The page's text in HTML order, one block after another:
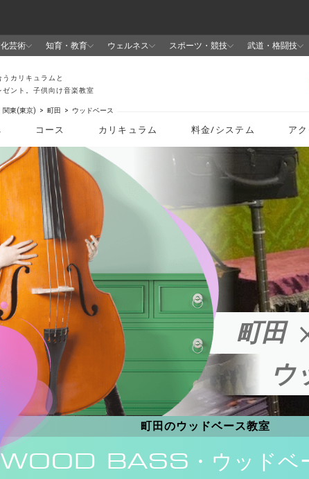
関東(東京) 町田 ウッドベース
町田
ウ
町田のウッドベース教室
WOOD BASS ・ウッドベ